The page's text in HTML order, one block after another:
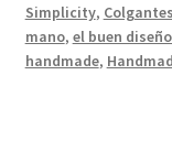
Simplicity, Colgantes
mano, el buen
handmade,